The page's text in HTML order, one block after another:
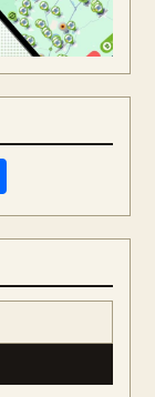
meg